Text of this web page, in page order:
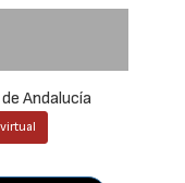
Andalucía